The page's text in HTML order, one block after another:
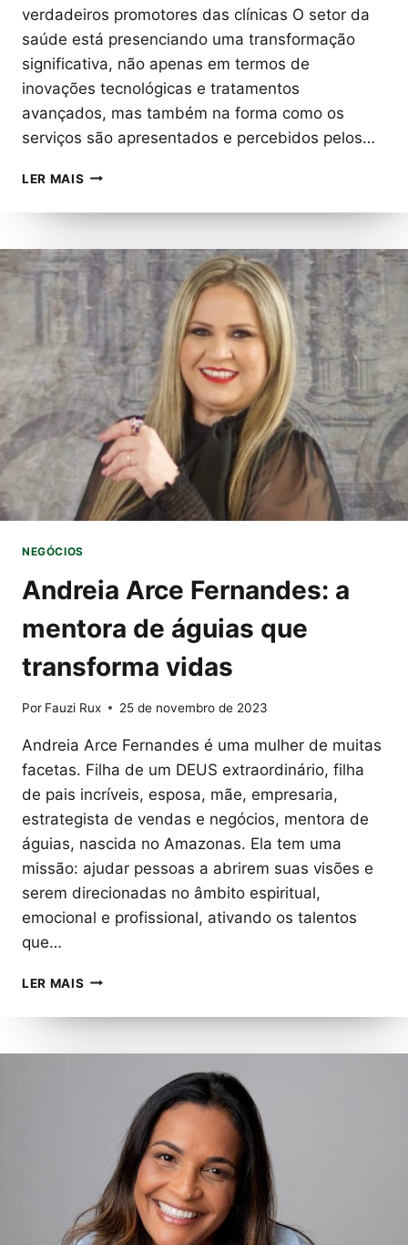
verdadeiros promotores das clínicas O setor da
saúde está presenciando uma transformação
significativa, não apenas em termos de
inovações tecnológicas e tratamentos
avançados, mas também na forma como os
serviços são apresentados e percebidos pelos…
LER MAIS CLÍNICAS
DERMATOLOGIA
OFTALMOLOGIA
AUMENTAM
TAXA
DE
FIDELIZAÇÃO
AO
ADOTAR
MARKETING
DE
EXPERIÊNCIA
NEGÓCIOS
Andreia Arce Fernandes: a
mentora de águias que
transforma vidas
Por Fauzi Rux 25 de novembro de 2023
Andreia Arce Fernandes é uma mulher de muitas
facetas. Filha de um DEUS extraordinário, filha
de pais incríveis, esposa, mãe, empresaria,
estrategista de vendas e negócios, mentora de
águias, nascida no Amazonas. Ela tem uma
missão: ajudar pessoas a abrirem suas visões e
serem direcionadas no âmbito espiritual,
emocional e profissional, ativando os talentos
que…
LER MAIS ANDREIA
FERNANDES:
MENTORA
TRANSFORMA
VIDAS